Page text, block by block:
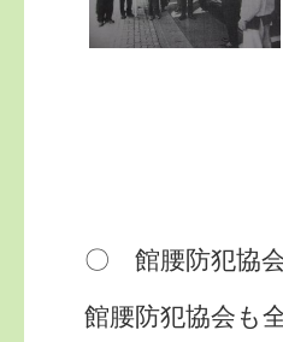
〇 館腰防犯協
館腰防犯協会も